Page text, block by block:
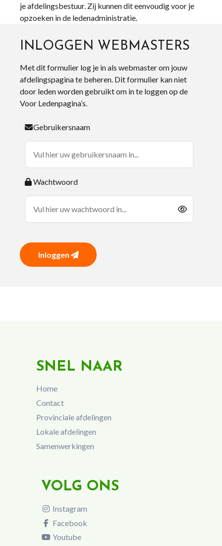
je afdelingsbestuur. Zij kunnen dit eenvoudig voor je
opzoeken in de ledenadministratie.
INLOGGEN WEBMASTERS
Met dit formulier log je in als webmaster om jouw
afdelingspagina te beheren. Dit formulier kan niet
door leden worden gebruikt om in te loggen op de
Voor Ledenpagina’s.
Gebruikersnaam
Wachtwoord
Inloggen
SNEL NAAR
Home
Contact
Provinciale afdelingen
Lokale afdelingen
Samenwerkingen
VOLG ONS
Instagram
Facebook
Youtube